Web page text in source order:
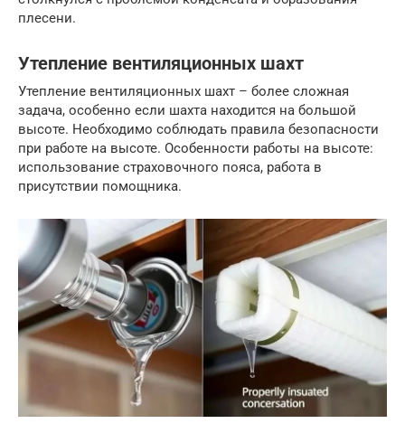
плесени.
Утепление вентиляционных шахт
Утепление вентиляционных шахт – более сложная
задача, особенно если шахта находится на большой
высоте. Необходимо соблюдать правила безопасности
при работе на высоте. Особенности работы на высоте:
использование страховочного пояса, работа в
присутствии помощника.